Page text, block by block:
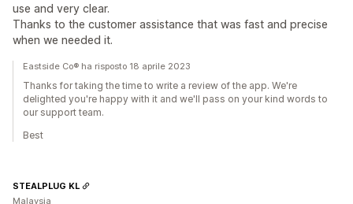
use and very clear.
Thanks to the customer assistance that was fast and precise
when we needed it.
Eastside Co® ha risposto 18 aprile 2023
Thanks for taking the time to write a review of the app. We're
delighted you're happy with it and we'll pass on your kind words to
our support team.
Best
STEALPLUG KL
Malaysia